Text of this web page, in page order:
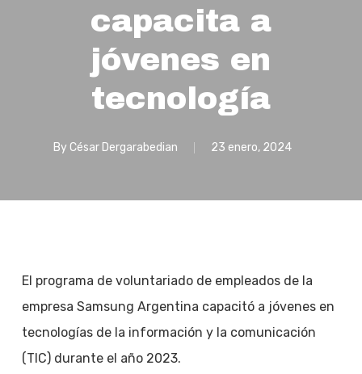
capacita a
jóvenes en
tecnología
By César Dergarabedian 23 enero, 2024
El programa de voluntariado de empleados de la
empresa Samsung Argentina capacitó a jóvenes en
tecnologías de la información y la comunicación
(TIC) durante el año 2023.